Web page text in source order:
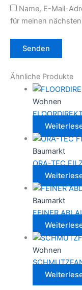
Name, E-Mail-
für meinen
Ähnliche Produkte
Wohnen
Baumarkt
ORA-TEC
Baumarkt
FEINER
Wohnen